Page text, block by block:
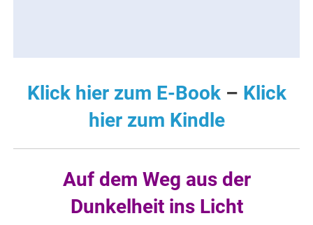
Klick hier zum E-Book– Klick
hier zum Kindle
Auf dem Weg aus der
Dunkelheit ins Licht